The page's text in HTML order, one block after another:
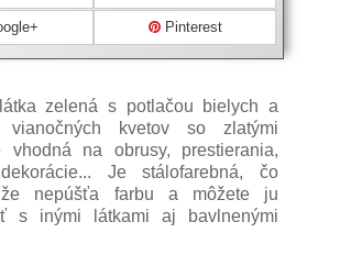
Pinterest
zelená s potlačou bielych a
vianočných kvetov so zlatými
vhodná na obrusy, prestierania,
Je stálofarebná, čo
že nepúšťa farbu a môžete ju
s inými látkami aj bavlnenými